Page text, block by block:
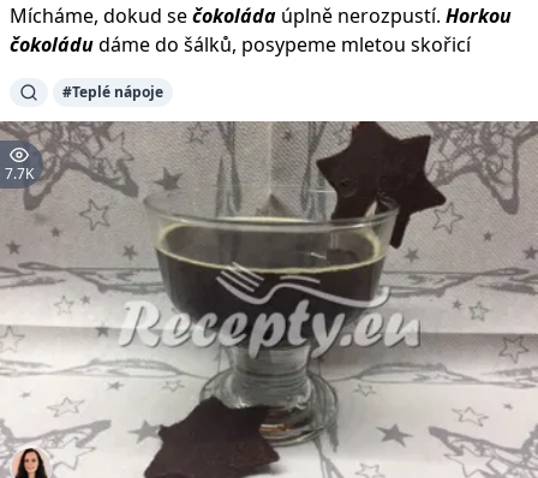
Mícháme, dokud sečokoláda úplně nerozpustí. Horkou
čokoládudáme do šálků, posypeme mletou skořicí
#Teplé nápoje
7.7K